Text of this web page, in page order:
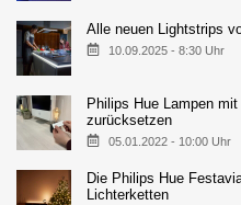
Alle neuen Lightstrips
10.09.2025 - 8:30 Uhr
Philips Hue Lampen
zurücksetzen
05.01.2022 - 10:00 Uhr
Die Philips Hue
Lichterketten